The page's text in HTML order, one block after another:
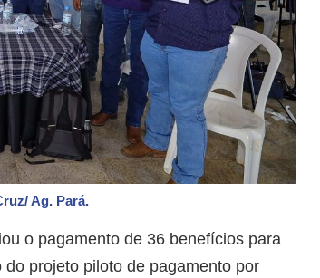
Ag. Pará.
o pagamento de 36 benefícios para
projeto piloto de pagamento por